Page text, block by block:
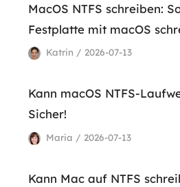
MacOS NTFS schreiben:
Festplatte mit macOS
Katrin / 2026-07-13
Kann macOS NTFS-
Sicher!
Maria / 2026-07-13
Kann Mac auf NTFS